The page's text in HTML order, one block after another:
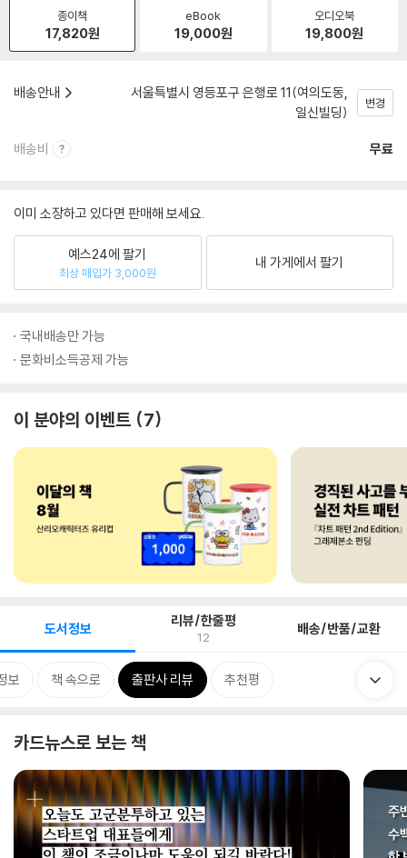
종이책
17,820원
eBook
19,000원
오디오북
19,800원
배송안내
서울특별시 영등포구 은행로 11(여의도동,
일신빌딩)
변경
배송비 무료
이미 소장하고 있다면 판매해 보세요.
예스24에 팔기
최상 매입가 3,000원
내 가게에서 팔기
국내배송만 가능
문화비소득공제 가능
이 분야의 이벤트 7
도서정보 리뷰/한줄평
12 배송/반품/교환
보 책 속으로 출판사 리뷰 추천평
카드뉴스로 보는 책